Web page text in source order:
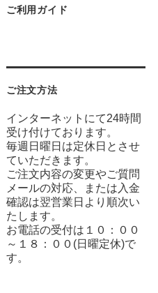
ご利用ガイド
ご注文方法
インターネットにて24時間
受け付けております。
毎週日曜日は定休日とさせ
ていただきます。
ご注文内容の変更やご質問
メールの対応、または入金
確認は翌営業日より順次い
たします。
お電話の受付は１０：００
～１８：００(日曜定休)で
す。